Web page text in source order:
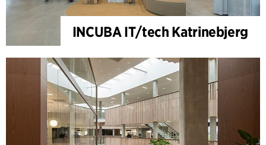
INCUBA IT/tech Katrinebjerg